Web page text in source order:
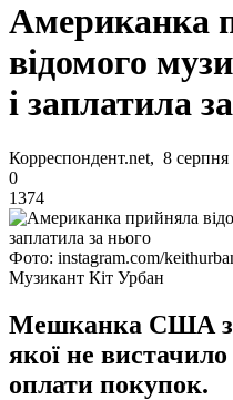
Американка
відомого
і заплатила
Корреспондент.net, 8 серпня
0
1374
Фото: instagram.com/
Музикант Кіт Урбан
Мешканка США
якої не
оплати покупок.